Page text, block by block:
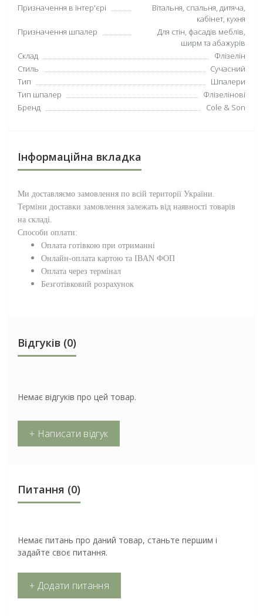
Призначення в інтер'єрі
Вітальня, спальня, дитяча,
кабінет, кухня
Призначення шпалер
Для стін, фасадів меблів,
ширм та абажурів
Склад
Флізелін
Стиль
Сучасний
Тип
Шпалери
Тип шпалер
Флізелінові
Бренд
Cole & Son
Інформаційна вкладка
Ми доставляємо замовлення по всій території України.
Терміни доставки замовлення залежать від наявності товарів
на складі.
Способи оплати:
Оплата готівкою при отриманні
Онлайн-оплата картою та IBAN ФОП
Оплата через термінал
Безготівковий розрахунок
Відгуків (0)
Немає відгуків про цей товар.
+ Написати відгук
Питання (0)
Немає питань про даний товар, станьте першим і
задайте своє питання.
+ Додати питання